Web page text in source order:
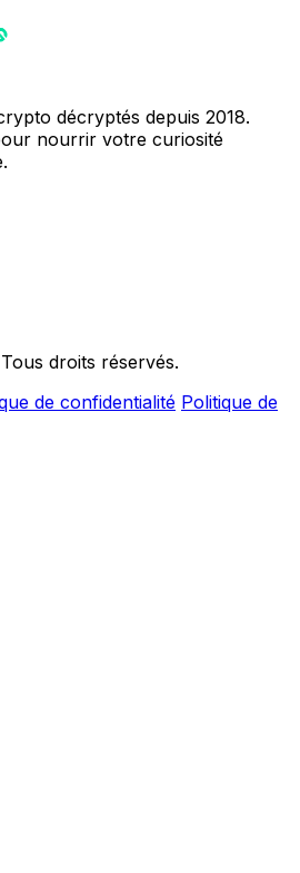
décryptés depuis 2018.
nourrir votre curiosité
droits réservés.
de confidentialité Politique de